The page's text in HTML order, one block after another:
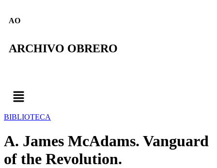
AO
ARCHIVO OBRERO
BIBLIOTECA
A. James McAdams. Vanguard
of the Revolution.